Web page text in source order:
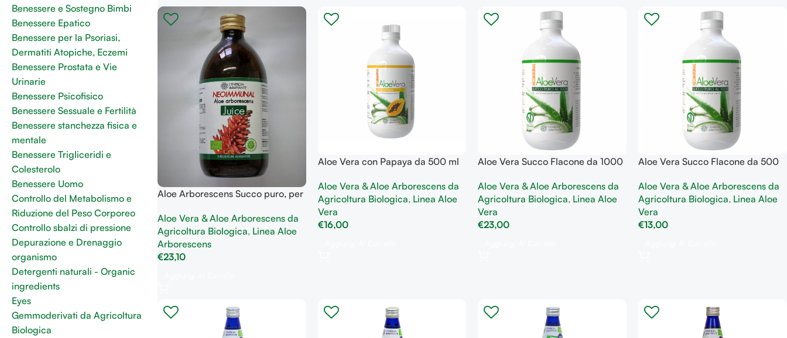
Benessere e Sostegno Bimbi
Benessere Epatico
Benessere per la Psoriasi,
Dermatiti Atopiche, Eczemi
Benessere Prostata e Vie
Urinarie
Benessere Psicofisico
Benessere Sessuale e Fertilità
Benessere stanchezza fisica e
mentale
Benessere Trigliceridi e
Colesterolo
Benessere Uomo
Controllo del Metabolismo e
Riduzione del Peso Corporeo
Controllo sbalzi di pressione
Depurazione e Drenaggio
organismo
Detergenti naturali - Organic
ingredients
Eyes
Gemmoderivati da Agricoltura
Biologica
Aloe Arborescens Succo puro, per
digestiva ed epatica
Aloe Vera & Aloe Arborescens da
Agricoltura Biologica, Linea Aloe
Arborescens
€23,10
Aloe Vera con Papaya da 500 ml
Aloe Vera & Aloe Arborescens da
Agricoltura Biologica, Linea Aloe
Vera
€16,00
Aloe Vera Succo Flacone da 1000
gastrointestinale
Aloe Vera & Aloe Arborescens da
Agricoltura Biologica, Linea Aloe
Vera
€23,00
Aloe Vera Succo Flacone da 500
gastrointestinale
Aloe Vera & Aloe Arborescens da
Agricoltura Biologica, Linea Aloe
Vera
€13,00